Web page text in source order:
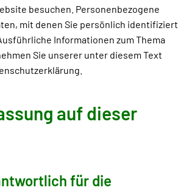
besuchen. Personenbezogene
mit denen Sie persönlich identifiziert
Informationen zum Thema
Sie unserer unter diesem Text
auf dieser
für die